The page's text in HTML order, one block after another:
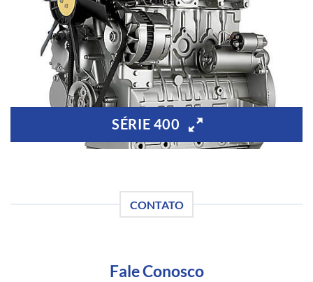
SÉRIE 400
CONTATO
Fale Conosco